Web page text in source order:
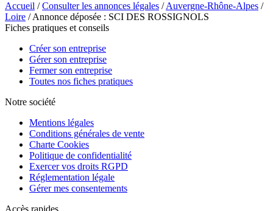
Accueil /Consulter les annonces légales /Auvergne-Rhône-Alpes /
Loire / Annonce déposée : SCI DES ROSSIGNOLS
Fiches pratiques et conseils
Créer son entreprise
Gérer son entreprise
Fermer son entreprise
Toutes nos fiches pratiques
Notre société
Mentions légales
Conditions générales de vente
Charte Cookies
Politique de confidentialité
Exercer vos droits RGPD
Réglementation légale
Gérer mes consentements
Accès rapides